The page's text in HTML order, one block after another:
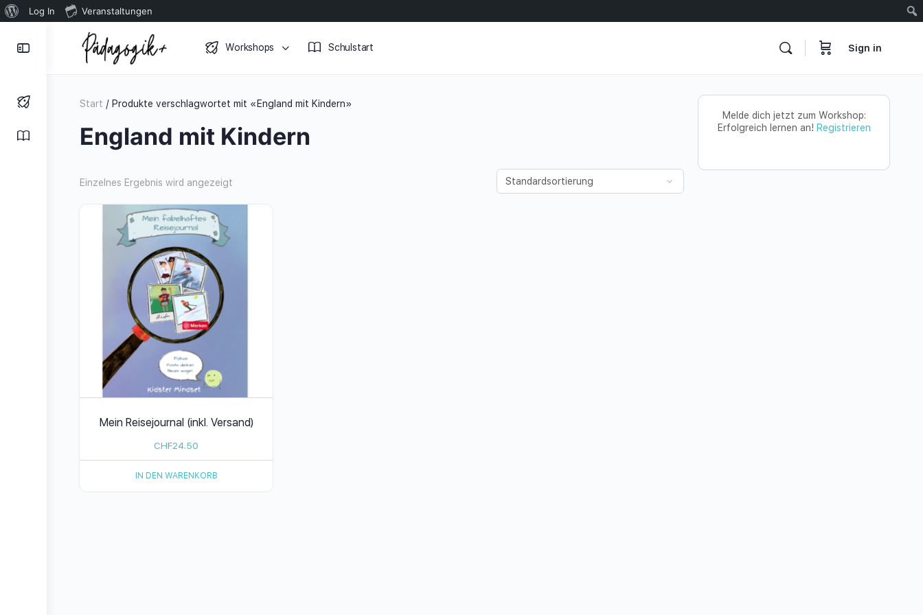
Über
Log In Veranstaltungen
Workshops Schulstart Sign in
Start / Produkte verschlagwortet mit «England mit Kindern»
England mit Kindern
Einzelnes Ergebnis wird angezeigt
Mein Reisejournal (inkl. Versand)
CHF24.50
IN DEN WARENKORB
Melde dich jetzt zum Workshop:
Erfolgreich lernen an! Registrieren